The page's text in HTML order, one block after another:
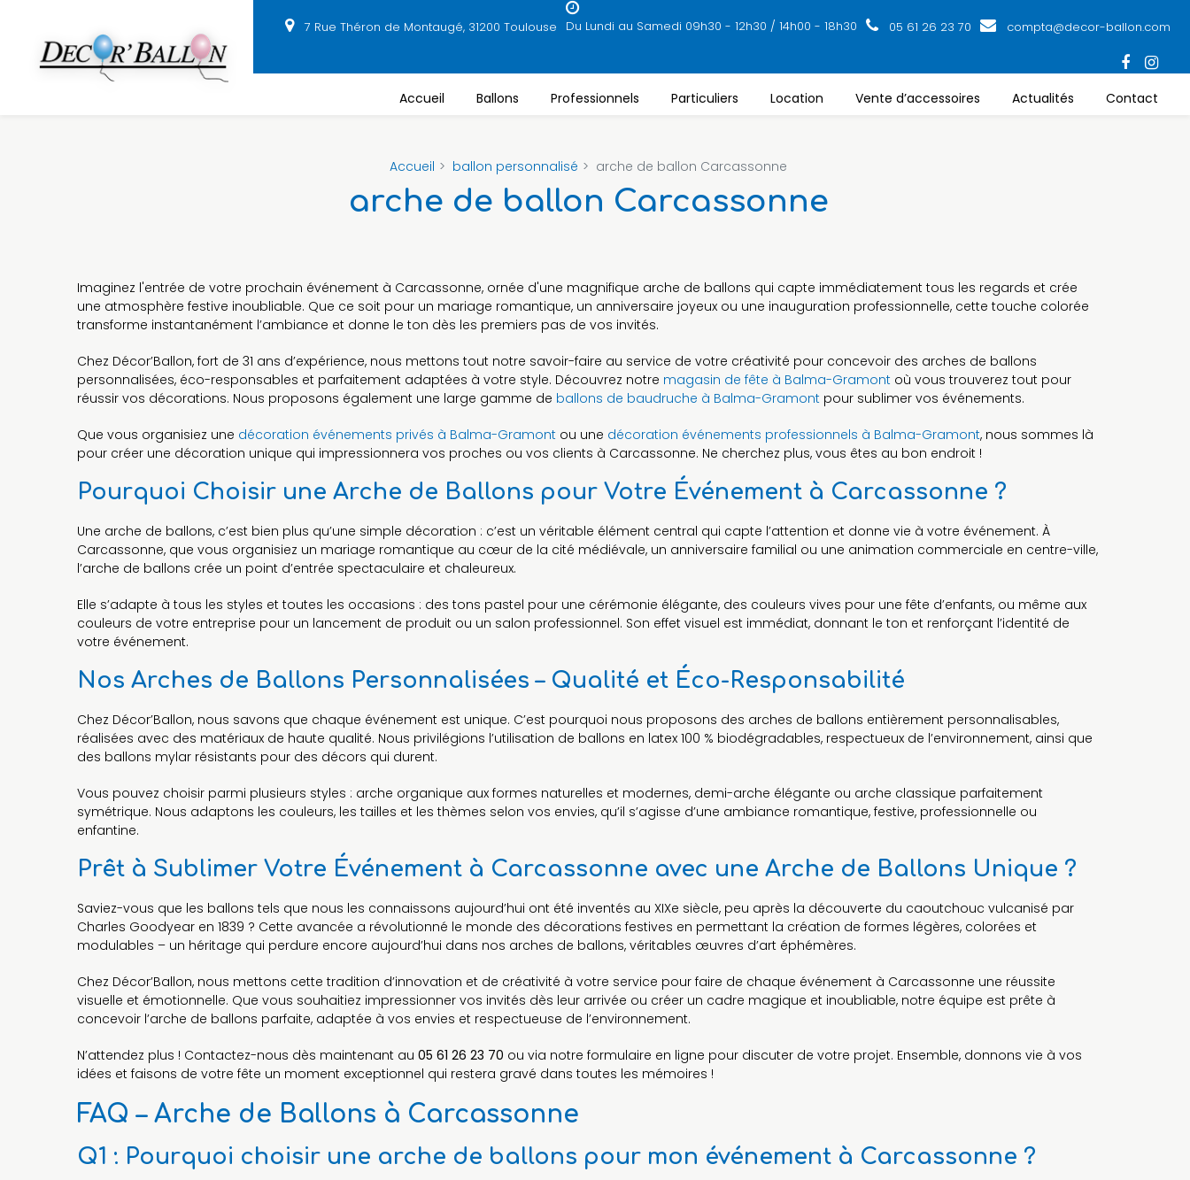
7 Rue Théron de Montaugé, 31200 Toulouse Du Lundi au Samedi 09h30 - 12h30 / 14h00 - 18h30 05 61 26 23 70 compta@decor-ballon.com
Accueil Ballons Professionnels Particuliers Location Vente d’accessoires Actualités Contact
Accueil ballon personnalisé arche de ballon Carcassonne
arche de ballon Carcassonne
Imaginez l'entrée de votre prochain événement à Carcassonne, ornée d'une magnifique arche de ballons qui capte immédiatement tous les regards et crée
une atmosphère festive inoubliable. Que ce soit pour un mariage romantique, un anniversaire joyeux ou une inauguration professionnelle, cette touche colorée
transforme instantanément l’ambiance et donne le ton dès les premiers pas de vos invités.
Chez Décor’Ballon, fort de 31 ans d’expérience, nous mettons tout notre savoir-faire au service de votre créativité pour concevoir des arches de ballons
personnalisées, éco-responsables et parfaitement adaptées à votre style. Découvrez notre magasin de fête à Balma-Gramont où vous trouverez tout pour
réussir vos décorations. Nous proposons également une large gamme de ballons de baudruche à Balma-Gramont pour sublimer vos événements.
Que vous organisiez une décoration événements privés à Balma-Gramont ou une décoration événements professionnels à Balma-Gramont, nous sommes là
pour créer une décoration unique qui impressionnera vos proches ou vos clients à Carcassonne. Ne cherchez plus, vous êtes au bon endroit !
Pourquoi Choisir une Arche de Ballons pour Votre Événement à Carcassonne ?
Une arche de ballons, c’est bien plus qu’une simple décoration : c’est un véritable élément central qui capte l’attention et donne vie à votre événement. À
Carcassonne, que vous organisiez un mariage romantique au cœur de la cité médiévale, un anniversaire familial ou une animation commerciale en centre-ville,
l’arche de ballons crée un point d’entrée spectaculaire et chaleureux.
Elle s’adapte à tous les styles et toutes les occasions : des tons pastel pour une cérémonie élégante, des couleurs vives pour une fête d’enfants, ou même aux
couleurs de votre entreprise pour un lancement de produit ou un salon professionnel. Son effet visuel est immédiat, donnant le ton et renforçant l’identité de
votre événement.
Nos Arches de Ballons Personnalisées – Qualité et Éco-Responsabilité
Chez Décor’Ballon, nous savons que chaque événement est unique. C’est pourquoi nous proposons des arches de ballons entièrement personnalisables,
réalisées avec des matériaux de haute qualité. Nous privilégions l’utilisation de ballons en latex 100 % biodégradables, respectueux de l’environnement, ainsi que
des ballons mylar résistants pour des décors qui durent.
Vous pouvez choisir parmi plusieurs styles : arche organique aux formes naturelles et modernes, demi-arche élégante ou arche classique parfaitement
symétrique. Nous adaptons les couleurs, les tailles et les thèmes selon vos envies, qu’il s’agisse d’une ambiance romantique, festive, professionnelle ou
enfantine.
Prêt à Sublimer Votre Événement à Carcassonne avec une Arche de Ballons Unique ?
Saviez-vous que les ballons tels que nous les connaissons aujourd’hui ont été inventés au XIXe siècle, peu après la découverte du caoutchouc vulcanisé par
Charles Goodyear en 1839 ? Cette avancée a révolutionné le monde des décorations festives en permettant la création de formes légères, colorées et
modulables – un héritage qui perdure encore aujourd’hui dans nos arches de ballons, véritables œuvres d’art éphémères.
Chez Décor’Ballon, nous mettons cette tradition d’innovation et de créativité à votre service pour faire de chaque événement à Carcassonne une réussite
visuelle et émotionnelle. Que vous souhaitiez impressionner vos invités dès leur arrivée ou créer un cadre magique et inoubliable, notre équipe est prête à
concevoir l’arche de ballons parfaite, adaptée à vos envies et respectueuse de l’environnement.
N’attendez plus ! Contactez-nous dès maintenant au 05 61 26 23 70 ou via notre formulaire en ligne pour discuter de votre projet. Ensemble, donnons vie à vos
idées et faisons de votre fête un moment exceptionnel qui restera gravé dans toutes les mémoires !
FAQ – Arche de Ballons à Carcassonne
Q1 : Pourquoi choisir une arche de ballons pour mon événement à Carcassonne ?